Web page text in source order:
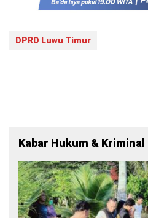
DPRD Luwu Timur
Kabar Hukum & Kriminal